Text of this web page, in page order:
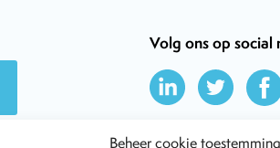
Beheer cookie toestemming
Volg ons op social